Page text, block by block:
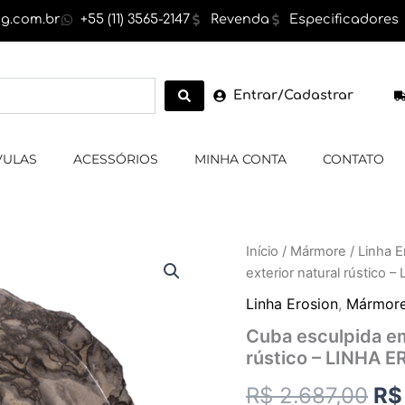
+55 (11) 3565-2147 Revenda Especificadores
Entrar/Cadastrar
ACESSÓRIOS MINHA CONTA CONTATO
Início / Mármore / Linha
exterior natural rústico –
Linha Erosion,
Cuba esculpida
rústico – LINHA
R$2.687,00
O
R$
Cuba
esculpida
Mármore,
cinza,
exterior
rústico